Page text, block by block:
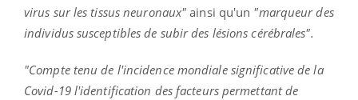
virus sur les tissus neuronaux" ainsi qu'un "marqueur des
individus susceptibles de subir des lésions cérébrales".
"Compte tenu de l'incidence mondiale significative de la
Covid-19 l'identification des facteurs permettant de